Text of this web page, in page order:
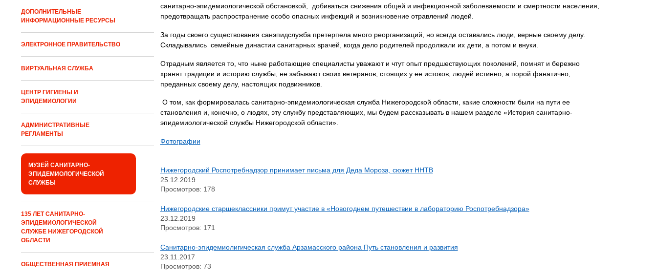
ДОПОЛНИТЕЛЬНЫЕ
ИНФОРМАЦИОННЫЕ РЕСУРСЫ
ЭЛЕКТРОННОЕ ПРАВИТЕЛЬСТВО
ВИРТУАЛЬНАЯ СЛУЖБА
ЦЕНТР ГИГИЕНЫ И
ЭПИДЕМИОЛОГИИ
АДМИНИСТРАТИВНЫЕ
РЕГЛАМЕНТЫ
МУЗЕЙ САНИТАРНО-
ЭПИДЕМИОЛОГИЧЕСКОЙ
СЛУЖБЫ
135 ЛЕТ САНИТАРНО-
ЭПИДЕМИОЛОГИЧЕСКОЙ
СЛУЖБЕ НИЖЕГОРОДСКОЙ
ОБЛАСТИ
ОБЩЕСТВЕННАЯ ПРИЕМНАЯ
санитарно-эпидемиологической обстановкой, добиваться снижения общей и инфекционной заболеваемости и смертности населения,
предотвращать распространение особо опасных инфекций и возникновение отравлений людей.
За годы своего существования санэпидслужба претерпела много реорганизаций, но всегда оставались люди, верные своему делу.
Складывались семейные династии санитарных врачей, когда дело родителей продолжали их дети, а потом и внуки.
Отрадным является то, что ныне работающие специалисты уважают и чтут опыт предшествующих поколений, помнят и бережно
хранят традиции и историю службы, не забывают своих ветеранов, стоящих у ее истоков, людей истинно, а порой фанатично,
преданных своему делу, настоящих подвижников.
О том, как формировалась санитарно-эпидемиологическая служба Нижегородской области, какие сложности были на пути ее
становления и, конечно, о людях, эту службу представляющих, мы будем рассказывать в нашем разделе «История санитарно-
эпидемиологической службы Нижегородской области».
Фотографии
Ни­же­го­род­ский Ро­спо­треб­над­зор при­ни­ма­ет пись­ма для Де­да Мо­ро­за, сюжет ННТВ
25.12.2019
Просмотров: 178
Нижегородские старшеклассники примут участие в «Новогоднем путешествии в лабораторию Роспотребнадзора»
23.12.2019
Просмотров: 171
Санитарно-эпидемиолигическая служба Арзамасского района Путь становления и развития
23.11.2017
Просмотров: 73